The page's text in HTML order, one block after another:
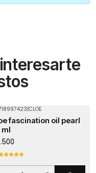
|CLOE
fascination oil pearl
ml